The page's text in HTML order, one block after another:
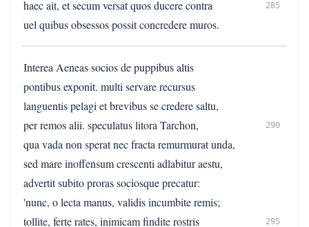
haec ait, et secum versat quos ducere contra
285
uel quibus obsessos possit concredere muros.
Interea Aeneas socios de puppibus altis
pontibus exponit. multi servare recursus
languentis pelagi et brevibus se credere saltu,
per remos alii. speculatus litora Tarchon,
290
qua vada non sperat nec fracta remurmurat unda,
sed mare inoffensum crescenti adlabitur aestu,
advertit subito proras sociosque precatur:
'nunc, o lecta manus, validis incumbite remis;
tollite, ferte rates, inimicam findite rostris
295